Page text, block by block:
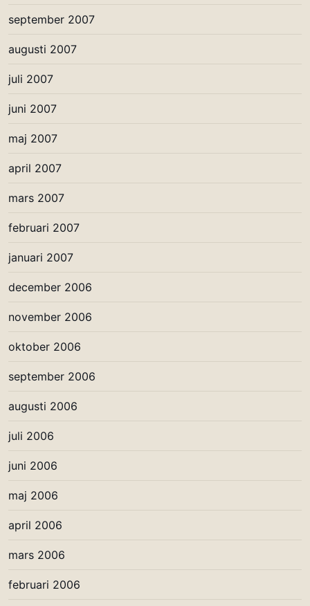
september 2007
augusti 2007
juli 2007
juni 2007
maj 2007
april 2007
mars 2007
februari 2007
januari 2007
december 2006
november 2006
oktober 2006
september 2006
augusti 2006
juli 2006
juni 2006
maj 2006
april 2006
mars 2006
februari 2006